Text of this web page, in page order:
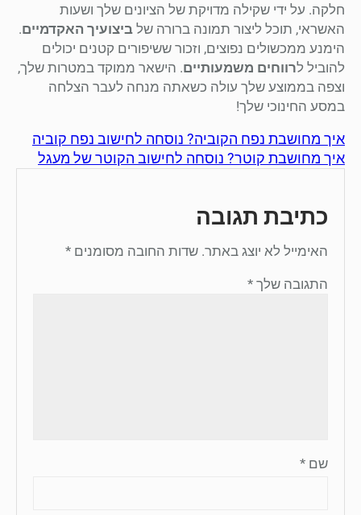
חלקה. על ידי שקילה מדויקת של הציונים שלך ושעות
האשראי, תוכל ליצור תמונה ברורה של ביצועיך האקדמיים.
הימנע ממכשולים נפוצים, וזכור ששיפורים קטנים יכולים
להוביל לרווחים משמעותיים. הישאר ממוקד במטרות שלך,
וצפה בממוצע שלך עולה כשאתה מנחה לעבר הצלחה
במסע החינוכי שלך!
איך מחושבת נפח הקוביה? נוסחה לחישוב נפח קוביה
איך מחושבת קוטר? נוסחה לחישוב הקוטר של מעגל
כתיבת תגובה
האימייל לא יוצג באתר. שדות החובה מסומנים *
התגובה שלך *
שם *